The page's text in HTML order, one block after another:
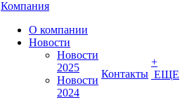
Компания
О компании
Новости
Новости
2025
Новости
2024
Контакты
+
ЕЩЕ